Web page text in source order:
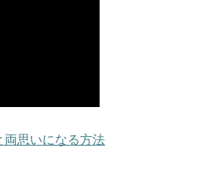
両思いになる方法